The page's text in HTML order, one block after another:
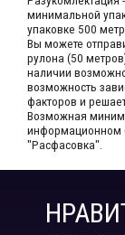
минимальной
упаковке 500
Вы можете
рулона (50
наличии
возможность
факторов и
Возможная
информационном
"Расфасовка".